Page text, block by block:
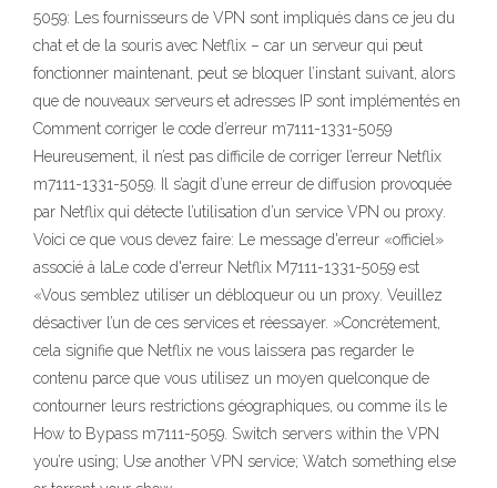
5059: Les fournisseurs de VPN sont impliqués dans ce jeu du
chat et de la souris avec Netflix – car un serveur qui peut
fonctionner maintenant, peut se bloquer l’instant suivant, alors
que de nouveaux serveurs et adresses IP sont implémentés en
Comment corriger le code d’erreur m7111-1331-5059
Heureusement, il n’est pas difficile de corriger l’erreur Netflix
m7111-1331-5059. Il s’agit d’une erreur de diffusion provoquée
par Netflix qui détecte l’utilisation d’un service VPN ou proxy.
Voici ce que vous devez faire: Le message d'erreur «officiel»
associé à laLe code d'erreur Netflix M7111-1331-5059 est
«Vous semblez utiliser un débloqueur ou un proxy. Veuillez
désactiver l’un de ces services et réessayer. »Concrètement,
cela signifie que Netflix ne vous laissera pas regarder le
contenu parce que vous utilisez un moyen quelconque de
contourner leurs restrictions géographiques, ou comme ils le
How to Bypass m7111-5059. Switch servers within the VPN
you’re using; Use another VPN service; Watch something else